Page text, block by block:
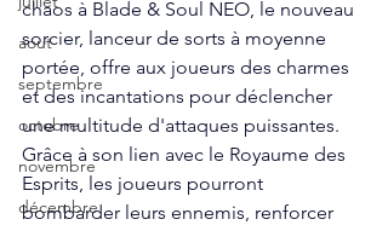
aout
septembre
octobre
novembre
décembre
chaos à Blade & Soul NEO, le nouveau
sorcier, lanceur de sorts à moyenne
portée, offre aux joueurs des charmes
et des incantations pour déclencher
une multitude d'attaques puissantes.
Grâce à son lien avec le Royaume des
Esprits, les joueurs pourront
bombarder leurs ennemis, renforcer